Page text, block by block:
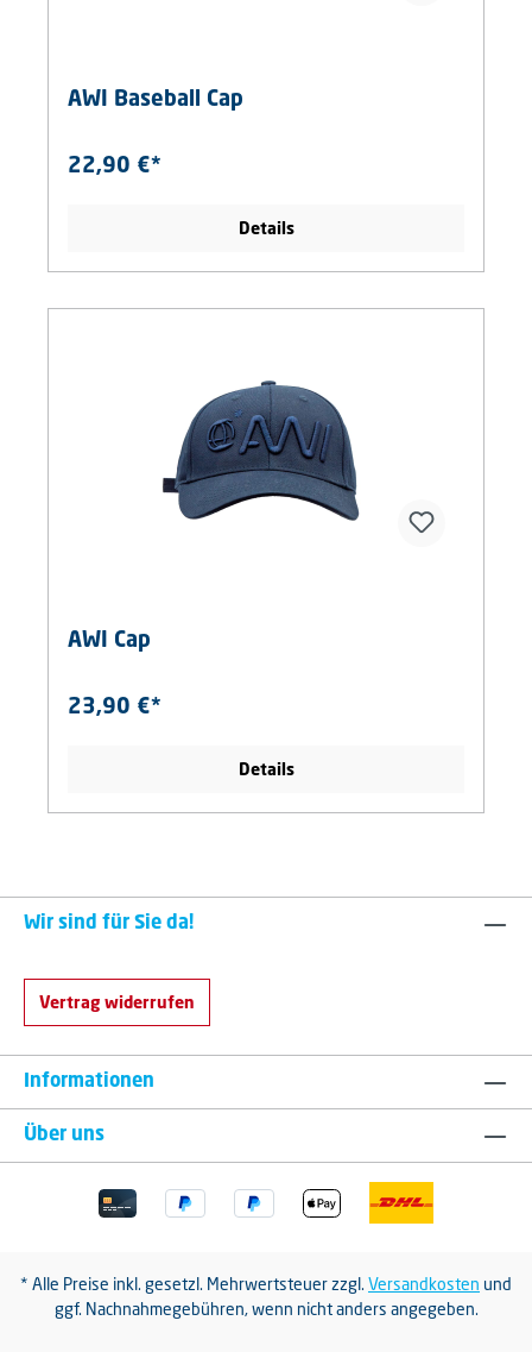
AWI Baseball Cap
22,90 €*
Details
AWI Cap
23,90 €*
Details
Wir sind für Sie da!
Vertrag widerrufen
Informationen
Über uns
* Alle Preise inkl. gesetzl. Mehrwertsteuer zzgl. Versandkosten und
ggf. Nachnahmegebühren, wenn nicht anders angegeben.